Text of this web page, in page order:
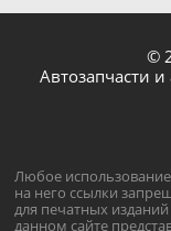
©
Автозапчасти
Любое
на него ссылки
для печатных
данном сайте